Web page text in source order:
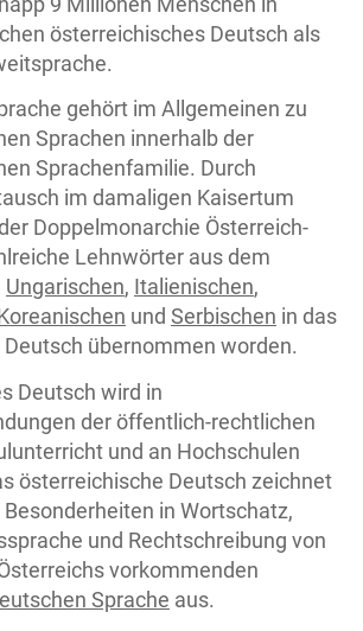
österreichisches Deutsch als
gehört im Allgemeinen zu
Sprachen innerhalb der
Sprachenfamilie. Durch
im damaligen Kaisertum
Doppelmonarchie Österreich-
Lehnwörter aus dem
Ungarischen, Italienischen,
und Serbischen in das
übernommen worden.
Deutsch wird in
der öffentlich-rechtlichen
und an Hochschulen
österreichische Deutsch zeichnet
in Wortschatz,
und Rechtschreibung von
vorkommenden
Sprache aus.